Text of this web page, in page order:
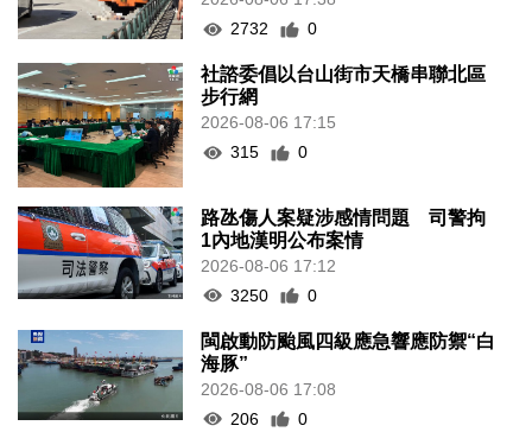
2732
0
社諮委倡以台山街市天橋串聯北區
步行網
2026-08-06 17:15
315
0
路氹傷人案疑涉感情問題 司警拘
1內地漢明公布案情
2026-08-06 17:12
3250
0
閩啟動防颱風四級應急響應防禦“白
海豚”
2026-08-06 17:08
206
0